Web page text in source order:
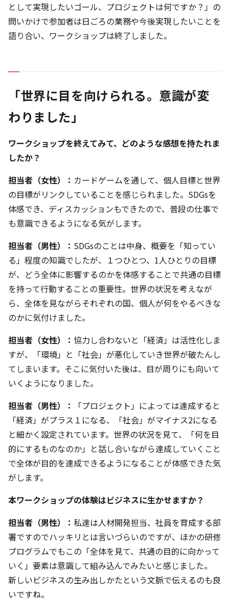
として実現したいゴール、プロジェクトは何ですか？」の
問いかけで参加者は日ごろの業務や今後実現したいことを
語り合い、ワークショップは終了しました。
「世界に目を向けられる。意識が変
わりました」
ワークショップを終えてみて、どのような感想を持たれま
したか？
担当者（女性）
： カードゲームを通して、個人目標と世界
の目標がリンクしていることを感じられました。SDGsを
体感でき、ディスカッションもできたので、普段の仕事で
も意識できるようになる気がします。
担当者（男性）
： SDGsのことは中身、概要を「知ってい
る」程度の知識でしたが、１つひとつ、1人ひとりの目標
が、どう全体に影響するのかを体感することで共通の目標
を持って行動することの重要性。世界の状況を考えなが
ら、全体を見ながらそれぞれの国、個人が何をやるべきな
のかに気付けました。
担当者（女性）
： 協力し合わないと「経済」は活性化しま
すが、「環境」と「社会」が悪化していき世界が破たんし
てしまいます。そこに気付いた後は、目が周りにも向いて
いくようになりました。
担当者（男性）
：
「プロジェクト」によっては達成すると
「経済」がプラス１になる、「社会」がマイナス2になる
と細かく設定されています。世界の状況を見て、「何を目
的にするものなのか」と話し合いながら達成していくこと
で全体が目的を達成できるようになることが体感できた気
がします。
本ワークショップの体験はビジネスに生かせますか？
担当者（男性）
： 私達は人材開発担当、社員を育成する部
署ですのでハッキリとは言いづらいのですが、ほかの研修
プログラムでもこの「全体を見て、共通の目的に向かって
いく」要素は意識して組み込んでみたいと感じました。
新しいビジネスの生み出しかたという文脈で伝えるのも良
いですね。